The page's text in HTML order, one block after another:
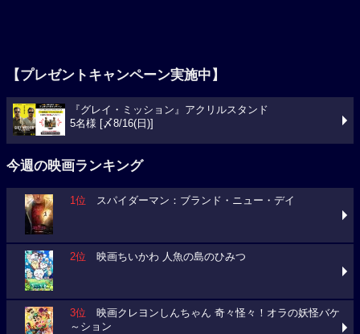
【プレゼントキャンペーン実施中】
『グレイ・ミッション』アクリルスタンド
5名様 [〆8/16(日)]
今週の映画ランキング
1位 スパイダーマン：ブランド・ニュー・デイ
2位 映画ちいかわ 人魚の島のひみつ
3位 映画クレヨンしんちゃん 奇々怪々！オラの妖怪バケ
～ション